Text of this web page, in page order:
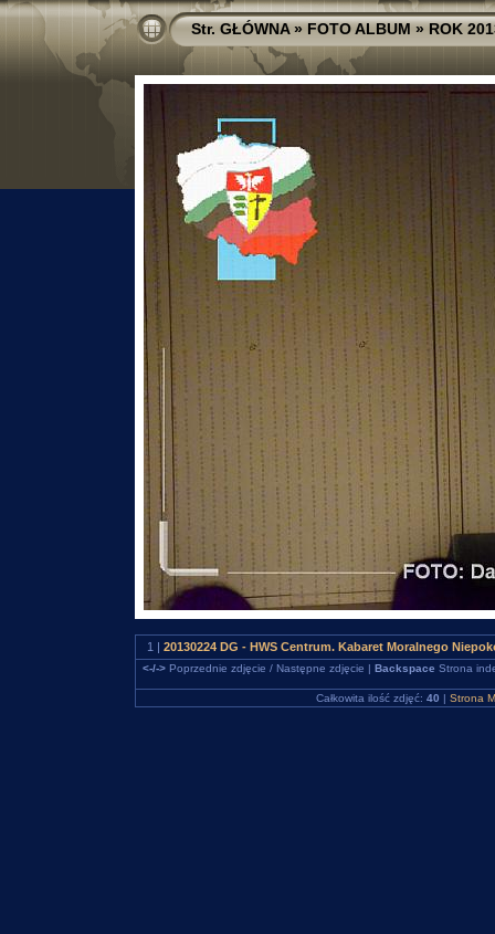
Str. GŁÓWNA»FOTO ALBUM»ROK
1 | 20130224 DG - HWS Centrum. Kabaret Moralnego
<-/->Poprzednie zdjęcie / Następne zdjęcie | Backspace Strona
Całkowita ilość zdjęć: 40 | Strona